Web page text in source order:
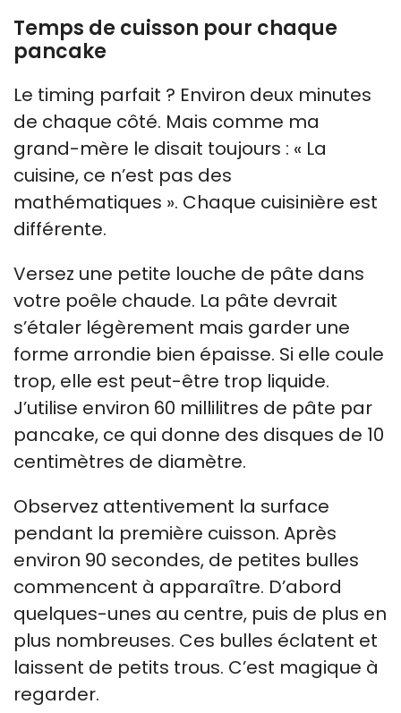
Temps de cuisson pour chaque
pancake
Le timing parfait ? Environ deux minutes
de chaque côté. Mais comme ma
grand-mère le disait toujours : « La
cuisine, ce n’est pas des
mathématiques ». Chaque cuisinière est
différente.
Versez une petite louche de pâte dans
votre poêle chaude. La pâte devrait
s’étaler légèrement mais garder une
forme arrondie bien épaisse. Si elle coule
trop, elle est peut-être trop liquide.
J’utilise environ 60 millilitres de pâte par
pancake, ce qui donne des disques de 10
centimètres de diamètre.
Observez attentivement la surface
pendant la première cuisson. Après
environ 90 secondes, de petites bulles
commencent à apparaître. D’abord
quelques-unes au centre, puis de plus en
plus nombreuses. Ces bulles éclatent et
laissent de petits trous. C’est magique à
regarder.